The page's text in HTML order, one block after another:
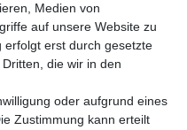
Medien von
auf unsere Website zu
erfolgt erst durch gesetzte
die wir in den
oder aufgrund eines
Zustimmung kann erteilt